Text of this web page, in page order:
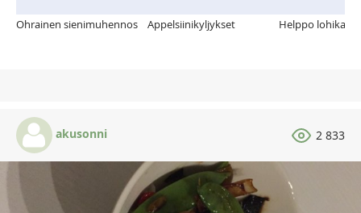
Ohrainen sienimuhennos Appelsiinikyljykset Helppo
akusonni 2 833